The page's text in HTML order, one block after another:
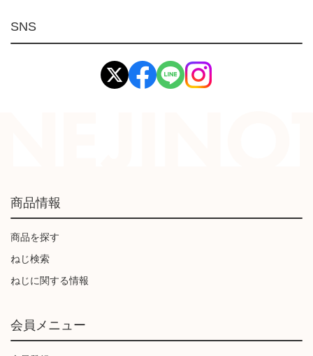
環境安全用品
イマオ製品(IMAO)
工業資材(栃木屋)
SNS
商品情報
商品を探す
ねじ検索
ねじに関する情報
会員メニュー